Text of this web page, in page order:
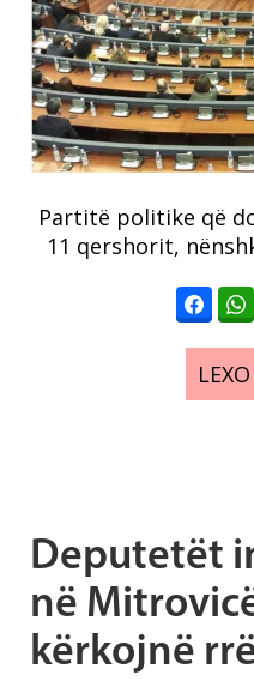
Partitë politike që
11 qershorit,
Deputetët
në
kërkojnë